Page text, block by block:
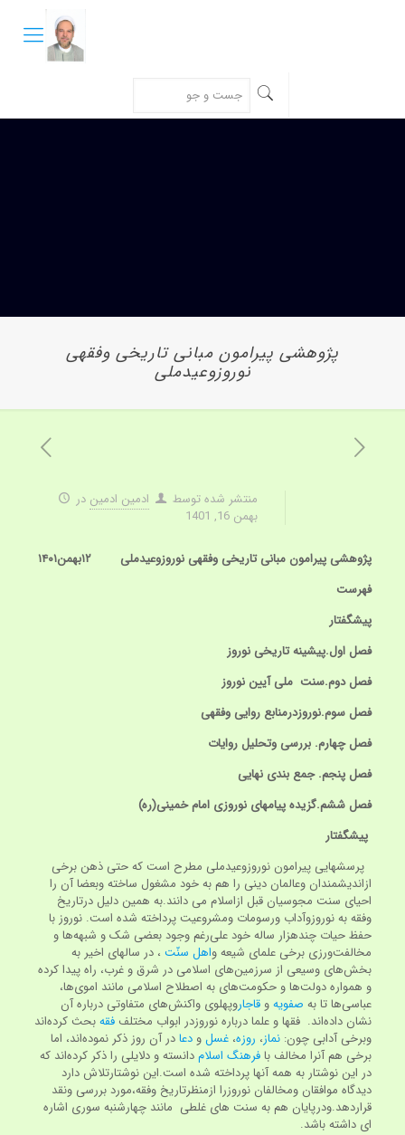
پژوهشی پیرامون مبانی تاریخی وفقهی
نوروزوعیدملی
منتشر شده توسط ادمین ادمین در
بهمن 16, 1401
پژوهشی پیرامون مبانی تاریخی وفقهی نوروزوعیدملی
فهرست
پیشگفتار
فصل اول.پیشینه تاریخی نوروز
فصل دوم.سنت ملی آیین نوروز
فصل سوم.نوروزدرمنابع روایی وفقهی
فصل چهارم. بررسی وتحلیل روایات
فصل پنجم. جمع بندی نهایی
فصل ششم.گزیده پیامهای نوروزی امام خمینی(ره)
پیشگفتار
پرسشهایی پیرامون نوروزوعیدملی مطرح است که حتی ذهن برخی
ازاندیشمندان وعالمان دینی را هم به خود مشغول ساخته وبعضا آن را
احیای سنت مجوسیان قبل ازاسلام می دانند.به همین دلیل درتاریخ
وفقه به نوروزوآداب ورسومات ومشروعیت پرداخته شده است. نوروز با
حفظ حیات چندهزار ساله خود علی‌رغم وجود بعضی شک و شبهه‌ها و
مخالفت‌ورزی برخی علمای شیعه واهل سنّت، در سالهای اخیر به
بخش‌های وسیعی از سرزمین‌های اسلامی در شرق و غرب، راه پیدا کرده
و همواره دولت‌ها و حکومت‌های به اصطلاح اسلامی مانند اموی‌ها،
عباسی‌ها تا به صفویهو قاجاروپهلوی واکنش‌های متفاوتی درباره آن
نشان داده‌اند. فقها و علما درباره نوروزدر ابواب مختلف فقهبحث کرده‌اند
وبرخی آدابی چون: نماز، روزه، غسلو دعادر آن روز ذکر نموده‌اند، اما
برخی هم آنرا مخالف بافرهنگ اسلامدانسته و دلایلی را ذکر کرده‌اند که
در این نوشتار به همه آنها پرداخته شده است.این نوشتارتلاش دارد
دیدگاه موافقان ومخالفان نوروزرا ازمنظرتاریخ وفقه،مورد بررسی ونقد
قراردهد.ودرپایان هم به سنت های غلطی مانند چهارشنبه سوری اشاره
ای داشته باشد.